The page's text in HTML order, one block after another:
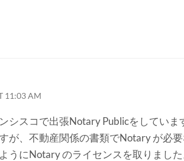
11:03 AM
シスコで出張Notary Publicをしていま
が、不動産関係の書類でNotary が必要
うにNotary のライセンスを取りまし